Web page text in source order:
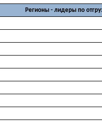
Регионы - лидеры по